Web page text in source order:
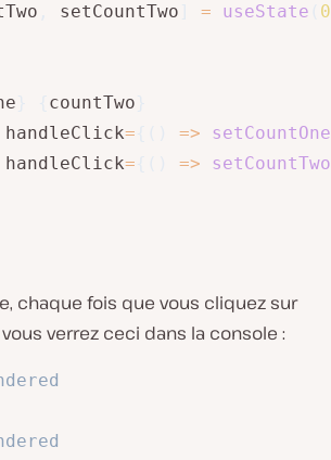
setCountTwo = useState
0
countTwo
= =>
setCountOne
= =>
setCountTwo
chaque fois que vous cliquez sur
verrez ceci dans la console :